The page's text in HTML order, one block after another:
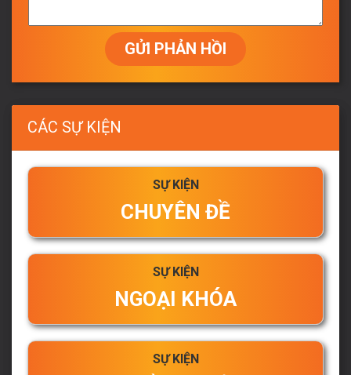
GỬI PHẢN HỒI
CÁC SỰ KIỆN
SỰ KIỆN
CHUYÊN ĐỀ
SỰ KIỆN
NGOẠI KHÓA
SỰ KIỆN